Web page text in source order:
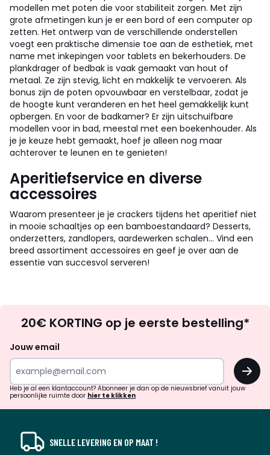
modellen met poten die voor stabiliteit zorgen. Met zijn
grote afmetingen kun je er een bord of een computer op
zetten. Het ontwerp van de verschillende onderstellen
voegt een praktische dimensie toe aan de esthetiek, met
name met inkepingen voor tablets en bekerhouders. De
plankdrager of bedbak is vaak gemaakt van hout of
metaal. Ze zijn stevig, licht en makkelijk te vervoeren. Als
bonus zijn de poten opvouwbaar en verstelbaar, zodat je
de hoogte kunt veranderen en het heel gemakkelijk kunt
opbergen. En voor de badkamer? Er zijn uitschuifbare
modellen voor in bad, meestal met een boekenhouder. Als
je je keuze hebt gemaakt, hoef je alleen nog maar
achterover te leunen en te genieten!
Aperitiefservice en diverse
accessoires
Waarom presenteer je je crackers tijdens het aperitief niet
in mooie schaaltjes op een bamboestandaard? Desserts,
onderzetters, zandlopers, aardewerken schalen... Vind een
breed assortiment accessoires en geef je over aan de
essentie van succesvol serveren!
zoek
inspiratie
verrassingen?
20€ KORTING op je eerste bestelling*
Jouw email
OK
Heb je al een klantaccount? Abonneer je dan op de nieuwsbrief vanuit jouw
persoonlijke ruimte door hier te klikken
SNELLE LEVERING EN OP MAAT !